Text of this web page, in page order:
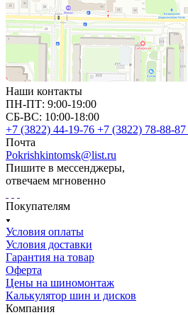
Наши контакты
ПН-ПТ: 9:00-19:00
СБ-ВС: 10:00-18:00
+7 (3822) 44-19-76 +7 (3822) 78-88-87
Почта
Pokrishkintomsk@list.ru
Пишите в мессенджеры,
отвечаем мгновенно
Покупателям
Условия оплаты
Условия доставки
Гарантия на товар
Оферта
Цены на шиномонтаж
Калькулятор шин и дисков
Компания